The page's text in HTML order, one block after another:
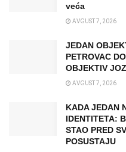
veća
AVGUST 7, 2026
JEDAN
PETROVAC
OBJEKTIV
AVGUST 7, 2026
KADA JEDAN
IDENTITETA:
STAO PRED
POSUSTAJU